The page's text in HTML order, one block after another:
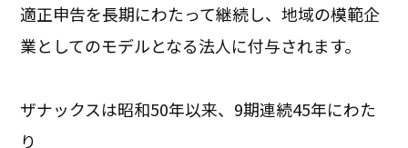
適正申告を長期にわたって継続し、地域の模範企
業としてのモデルとなる法人に付与されます。
ザナックスは昭和50年以来、9期連続45年にわた
り